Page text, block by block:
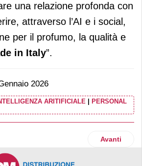
una relazione profonda con
attraverso l’AI e i social,
per il profumo, la qualità e
in Italy”.
2026
ARITIFICIALE
PERSONAL
Moneta lancia 151: linea diArticolo
Avanti